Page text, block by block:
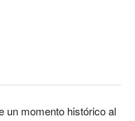
un momento histórico al